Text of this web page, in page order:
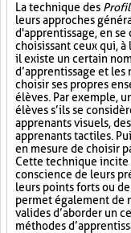
La technique des
leurs approches
d'apprentissage, en
choisissant ceux qui,
il existe un certain
d’apprentissage et les
choisir ses propres
élèves. Par exemple,
élèves s’ils se
apprenants visuels,
apprenants tactiles.
en mesure de choisir
Cette technique incite
conscience de leurs
leurs points forts ou
permet également de
valides d’aborder un
méthodes